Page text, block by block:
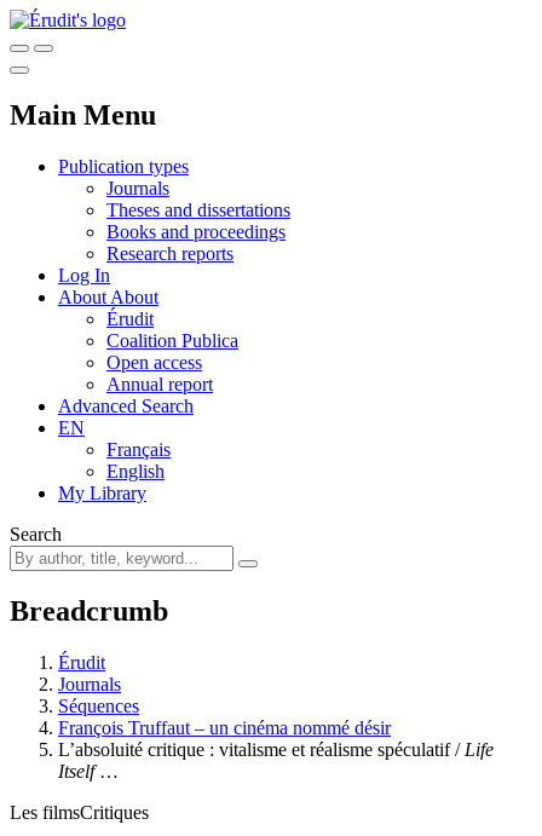
Main Menu
Publication types
Journals
Theses and dissertations
Books and proceedings
Research reports
Log In
About About
Érudit
Coalition Publica
Open access
Annual report
Advanced Search
EN
Français
English
My Library
Search
Breadcrumb
Érudit
Journals
Séquences
François Truffaut – un cinéma nommé désir
L’absoluité critique : vitalisme et réalisme spéculatif / Life
Itself…
Les filmsCritiques